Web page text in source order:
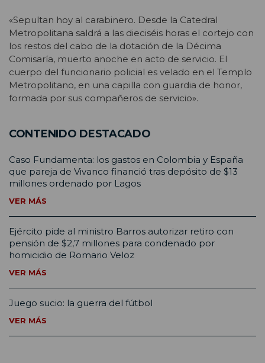
«Sepultan hoy al carabinero. Desde la Catedral
Metropolitana saldrá a las dieciséis horas el cortejo con
los restos del cabo de la dotación de la Décima
Comisaría, muerto anoche en acto de servicio. El
cuerpo del funcionario policial es velado en el Templo
Metropolitano, en una capilla con guardia de honor,
formada por sus compañeros de servicio».
CONTENIDO DESTACADO
Caso Fundamenta: los gastos en Colombia y España
que pareja de Vivanco financió tras depósito de $13
millones ordenado por Lagos
VER MÁS
Ejército pide al ministro Barros autorizar retiro con
pensión de $2,7 millones para condenado por
homicidio de Romario Veloz
VER MÁS
Juego sucio: la guerra del fútbol
VER MÁS